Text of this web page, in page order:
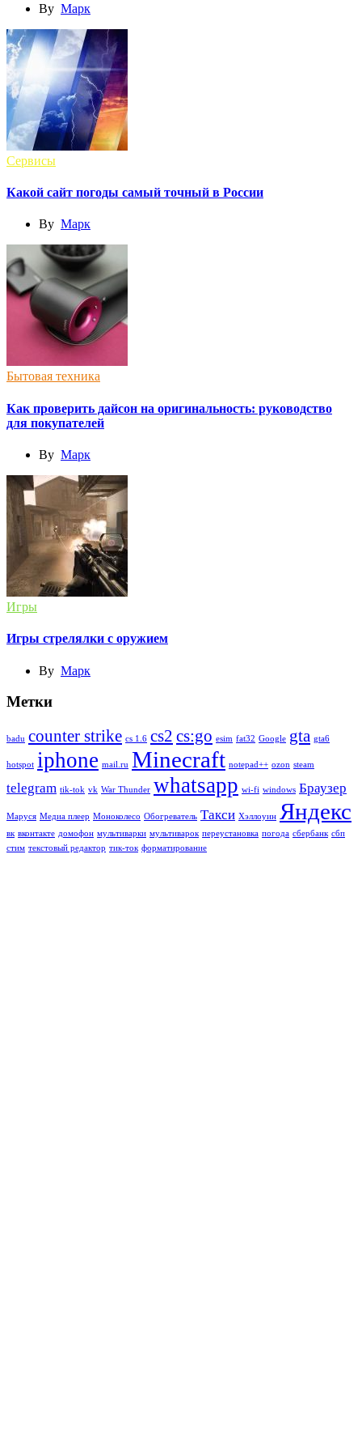
By Марк
Сервисы
Какой сайт погоды самый точный в России
By Марк
Бытовая техника
Как проверить дайсон на оригинальность: руководство
для покупателей
By Марк
Игры
Игры стрелялки с оружием
By Марк
Метки
badu counter strike cs 1.6 cs2 cs:go esim fat32 Google gta gta6
hotspot iphone mail.ru Minecraft notepad++ ozon steam
telegram tik-tok vk War Thunder whatsapp wi-fi windows Браузер
Маруся Медиа плеер Моноколесо Обогреватель Такси Хэллоуин Яндекс
вк вконтакте домофон мультиварки мультиварок переустановка погода сбербанк сбп
стим текстовый редактор тик-ток форматирование